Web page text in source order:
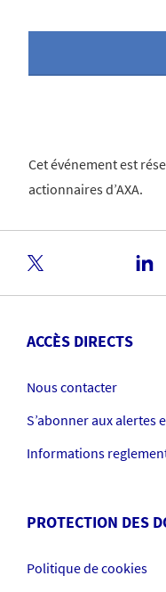
Cet événement est
actionnaires d’AXA.
ACCÈS DIRECTS
Nous contacter
S’abonner aux alertes
Informations
PROTECTION DES
Politique de cookies